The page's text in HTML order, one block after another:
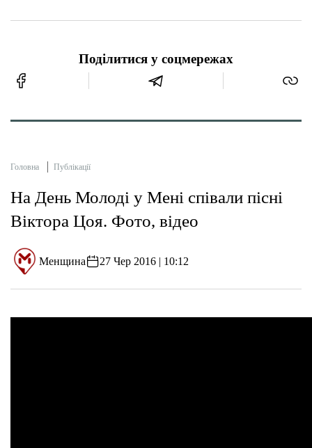
Поділитися у соцмережах
Головна Публікації
На День Молоді у Мені співали пісні
Віктора Цоя. Фото, відео
Менщина 27 Чер 2016 | 10:12